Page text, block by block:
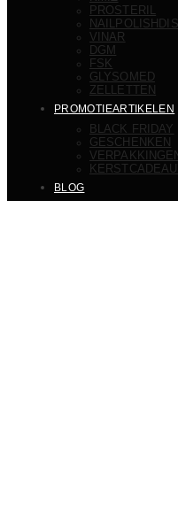
PROSTERIL
VINAR
DGM
FSK
GLYSOMED
ZELLETTEN
PROMOTIEARTIKELEN
BLACK FRIDAY
GESCHENKEN
BLOG